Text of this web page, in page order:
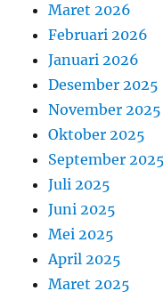
Maret 2026
Februari 2026
Januari 2026
Desember 2025
November 2025
Oktober 2025
September 2025
Juli 2025
Juni 2025
Mei 2025
April 2025
Maret 2025